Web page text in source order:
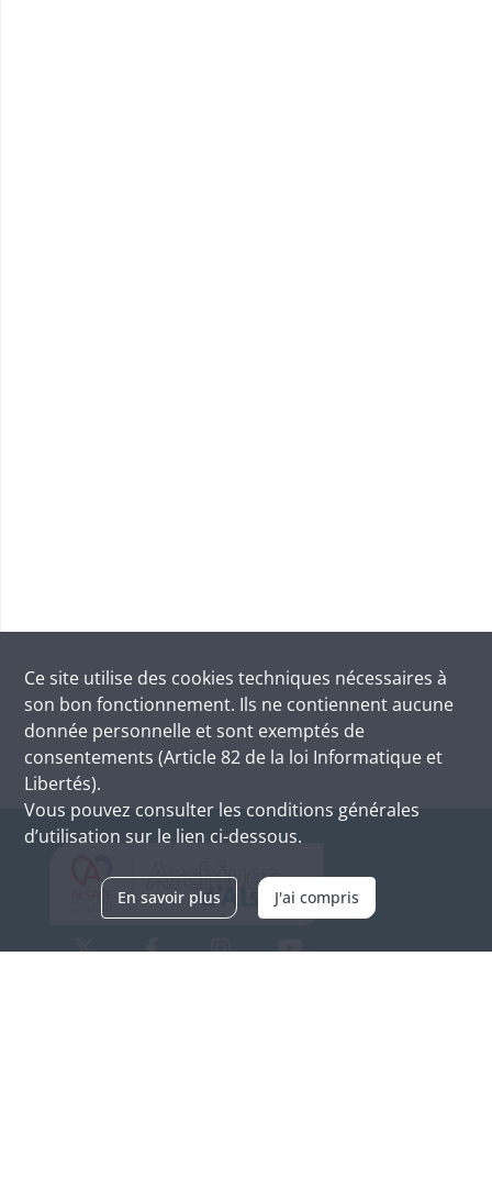
Ce site utilise des cookies techniques nécessaires à
son bon fonctionnement. Ils ne contiennent aucune
donnée personnelle et sont exemptés de
consentements (Article 82 de la loi Informatique et
Libertés).
Vous pouvez consulter les conditions générales
d’utilisation sur le lien ci-dessous.
En savoir plus J'ai compris